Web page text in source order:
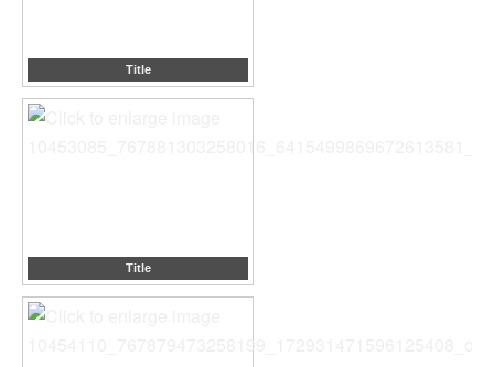
Title
Title